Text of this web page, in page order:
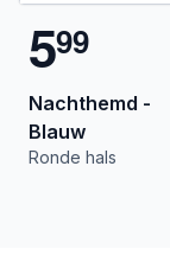
599
Nachthemd -
Blauw
Ronde hals